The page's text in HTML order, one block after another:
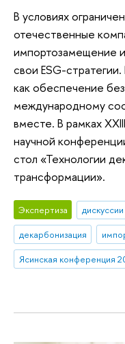
В условиях
отечественные
импортозамещение
свои ESG-
как обеспечение
международному
вместе. В рамках
научной
стол «Технологии
трансформации».
Экспертиза дискуссии
декарбонизация
Ясинская конференция